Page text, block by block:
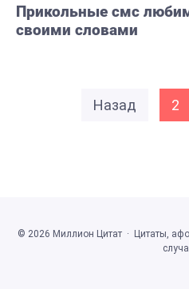
Прикольные смс
своими словами
Назад 2
© 2026 Миллион Цитат·
Цитаты,